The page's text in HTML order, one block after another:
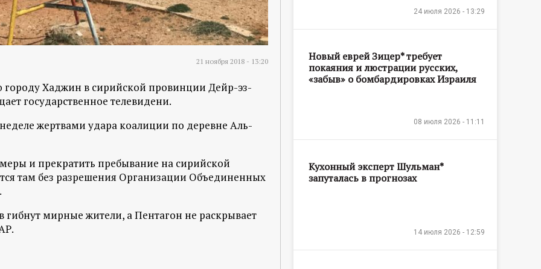
21 ноября 2018 - 13:20
Хаджин в сирийской провинции Дейр-эз-
государственное телевидени.
жертвами удара коалиции по деревне Аль-
и прекратить пребывание на сирийской
там без разрешения Организации Объединенных
гибнут мирные жители, а Пентагон не раскрывает
24 июля 2026 - 13:29
Новый еврей Зицер* требует
покаяния и люстрации русских,
«забыв» о бомбардировках Израиля
08 июля 2026 - 11:11
Кухонный эксперт Шульман*
запуталась в прогнозах
14 июля 2026 - 12:59